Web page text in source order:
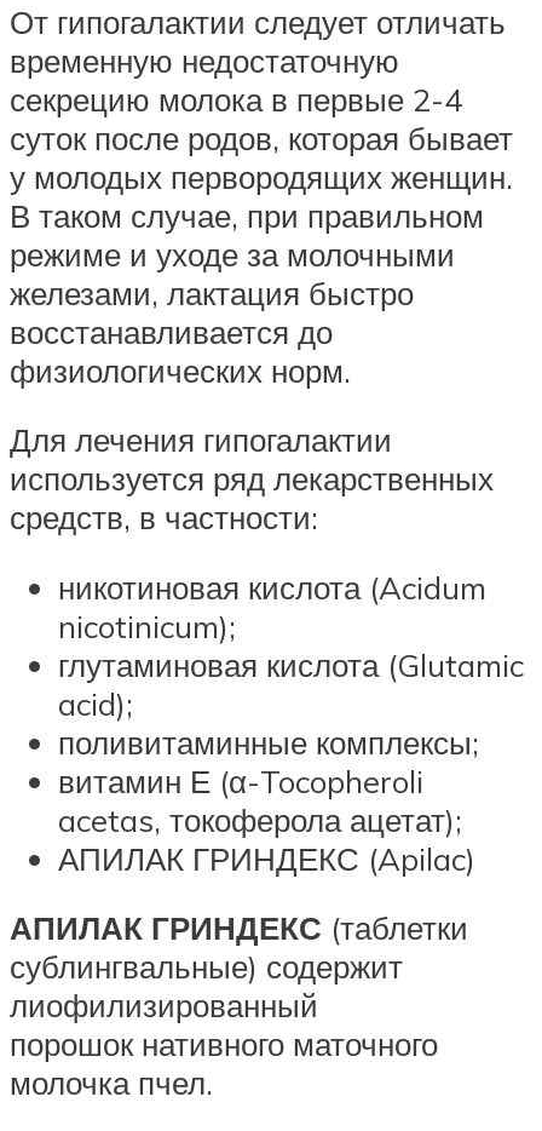
От гипогалактии следует отличать
временную недостаточную
секрецию молока в первые 2-4
суток после родов, которая бывает
у молодых первородящих женщин.
В таком случае, при правильном
режиме и уходе за молочными
железами, лактация быстро
восстанавливается до
физиологических норм.
Для лечения гипогалактии
используется ряд лекарственных
средств, в частности:
никотиновая кислота (Acidum
nicotinicum);
глутаминовая кислота (Glutamic
acid);
поливитаминные комплексы;
витамин Е (α-Tocopheroli
acetas, токоферола ацетат);
АПИЛАК ГРИНДЕКС (Apilac)
АПИЛАК ГРИНДЕКС (таблетки
сублингвальные) содержит
лиофилизированный
порошок нативного маточного
молочка пчел.